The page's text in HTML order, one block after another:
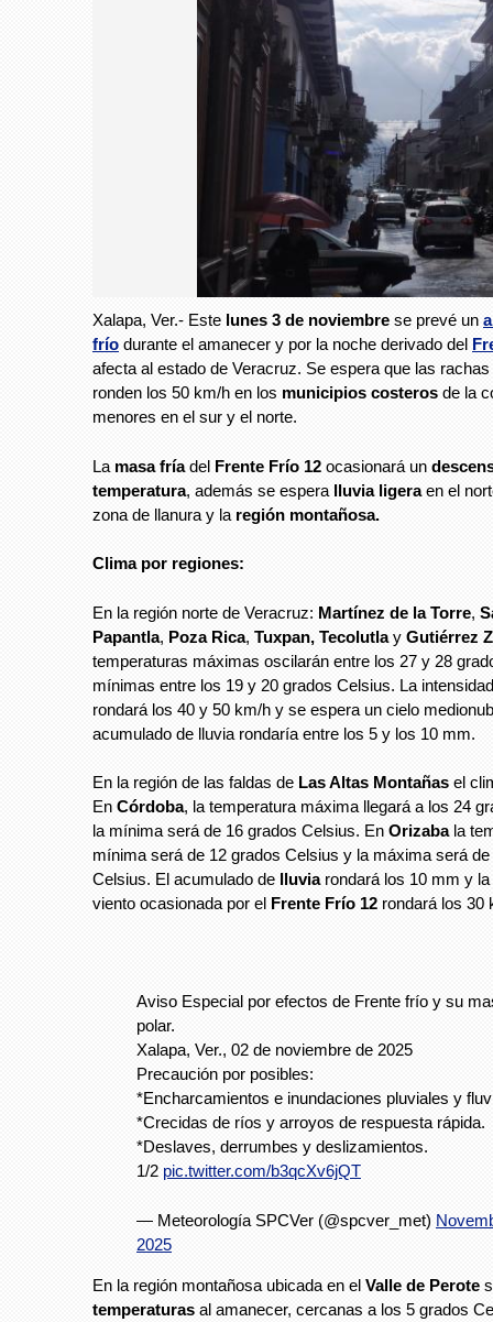
Xalapa, Ver.- Este lunes 3 de noviembre se prevé un
frío durante el amanecer y por la noche derivado del
afecta al estado de Veracruz. Se espera que las
ronden los 50 km/h en los municipios costeros de la
menores en el sur y el norte.
La masa fríadel Frente Frío 12 ocasionará un
temperatura, además se espera lluvia ligeraen el
zona de llanura y la región montañosa.
Clima por regiones:
En la región norte de Veracruz: Martínez de la Torre,
Papantla, Poza Rica, Tuxpan, Tecolutlay Gutiérrez
temperaturas máximas oscilarán entre los 27 y 28
mínimas entre los 19 y 20 grados Celsius. La
rondará los 40 y 50 km/h y se espera un cielo
acumulado de lluvia rondaría entre los 5 y los 10 mm.
En la región de las faldas de Las Altas Montañas el
En Córdoba, la temperatura máxima llegará a los 24
la mínima será de 16 grados Celsius. En Orizabala
mínima será de 12 grados Celsius y la máxima será
Celsius. El acumulado de lluviarondará los 10 mm y la
viento ocasionada por el Frente Frío 12 rondará los 30
Aviso Especial por efectos de Frente frío y su
polar.
Xalapa, Ver., 02 de noviembre de 2025
Precaución por posibles:
*Encharcamientos e inundaciones pluviales y
*Crecidas de ríos y arroyos de respuesta rápida.
*Deslaves, derrumbes y deslizamientos.
1/2 pic.twitter.com/b3qcXv6jQT
— Meteorología SPCVer (@spcver_met)
2025
En la región montañosa ubicada en el Valle de Perote
temperaturas al amanecer, cercanas a los 5 grados